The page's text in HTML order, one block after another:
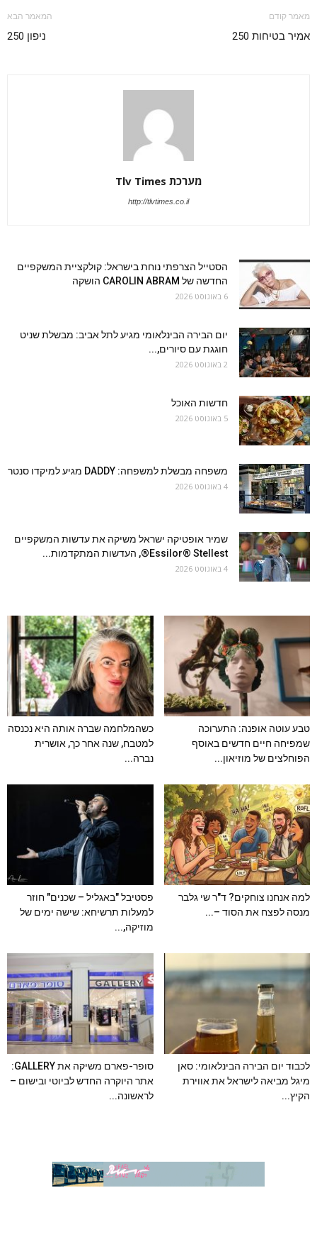
מאמר קודם
אמיר בטיחות 250
המאמר הבא
ניפון 250
מערכת Tlv Times
http://tlvtimes.co.il
הסטייל הצרפתי נוחת בישראל: קולקציית המשקפיים
החדשה של CAROLIN ABRAM הושקה
6 באוגוסט 2026
יום הבירה הבינלאומי מגיע לתל אביב: מבשלת שניט
חוגגת עם סיורים,...
2 באוגוסט 2026
חדשות האוכל
5 באוגוסט 2026
משפחה מבשלת למשפחה: DADDY מגיע למיקדו סנטר
4 באוגוסט 2026
שמיר אופטיקה ישראל משיקה את עדשות המשקפיים
Essilor® Stellest®, העדשות המתקדמות...
4 באוגוסט 2026
טבע עוטה אופנה: התערוכה
שמפיחה חיים חדשים באוסף
הפוחלצים של מוזיאון...
כשהמלחמה שברה אותה היא נכנסה
למטבח, שנה אחר כך, אושרית
נברה...
למה אנחנו צוחקים? ד"ר שי גלבר
מנסה לפצח את הסוד –...
פסטיבל "באגליל – שכנים" חוזר
למעלות תרשיחא: שישה ימים של
מוזיקה,...
לכבוד יום הבירה הבינלאומי: סאן
מיגל מביאה לישראל את אווירת
הקיץ...
סופר-פארם משיקה את GALLERY:
אתר היוקרה החדש לביוטי ובישום –
לראשונה...